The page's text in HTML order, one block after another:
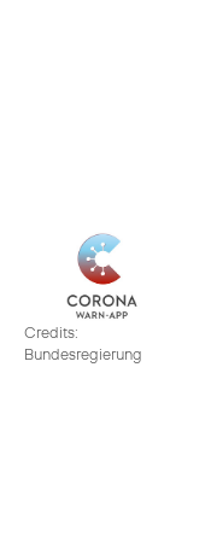
Credits:
Bundesregierung